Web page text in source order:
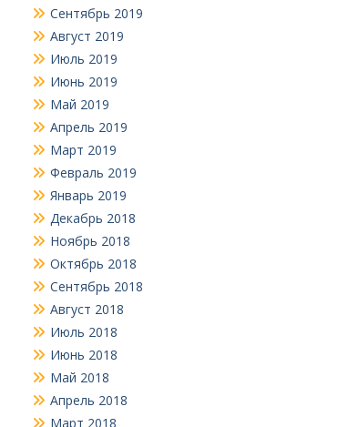
Сентябрь 2019
Август 2019
Июль 2019
Июнь 2019
Май 2019
Апрель 2019
Март 2019
Февраль 2019
Январь 2019
Декабрь 2018
Ноябрь 2018
Октябрь 2018
Сентябрь 2018
Август 2018
Июль 2018
Июнь 2018
Май 2018
Апрель 2018
Март 2018